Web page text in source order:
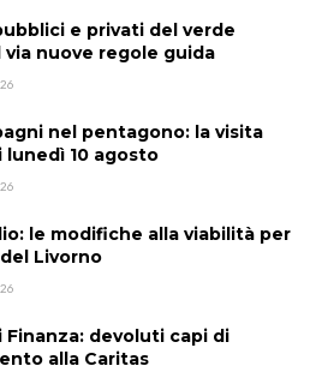
e privati del verde
via nuove regole guida
nel pentagono: la visita
lunedì 10 agosto
le modifiche alla viabilità per
Livorno
Finanza: devoluti capi di
alla Caritas